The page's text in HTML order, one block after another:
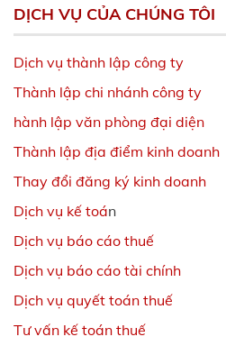
DỊCH VỤ CỦA CHÚNG TÔI
Dịch vụ thành lập công ty
Thành lập chi nhánh công ty
hành lập văn phòng đại diện
Thành lập địa điểm kinh doanh
Thay đổi đăng ký kinh doanh
Dịch vụ kế toán
Dịch vụ báo cáo thuế
Dịch vụ báo cáo tài chính
Dịch vụ quyết toán thuế
Tư vấn kế toán thuế